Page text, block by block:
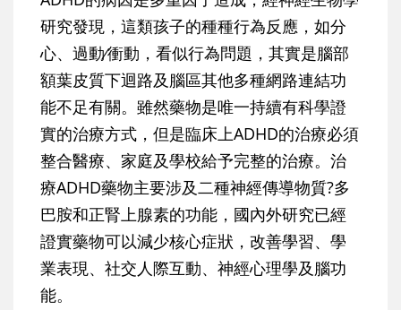
研究發現，這類孩子的種種行為反應，如分
心、過動∕衝動，看似行為問題，其實是腦部
額葉皮質下迴路及腦區其他多種網路連結功
能不足有關。雖然藥物是唯一持續有科學證
實的治療方式，但是臨床上ADHD的治療必須
整合醫療、家庭及學校給予完整的治療。治
療ADHD藥物主要涉及二種神經傳導物質?多
巴胺和正腎上腺素的功能，國內外研究已經
證實藥物可以減少核心症狀，改善學習、學
業表現、社交人際互動、神經心理學及腦功
能。